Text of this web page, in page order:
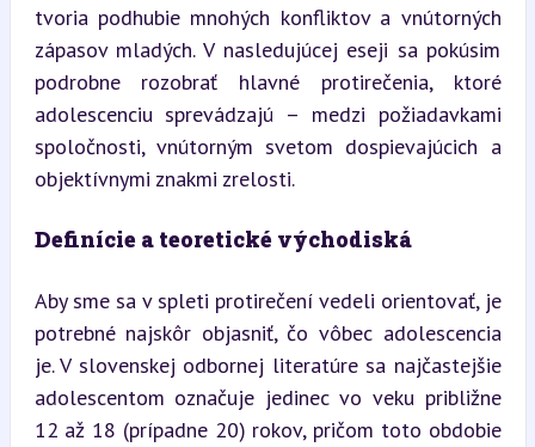
tvoria podhubie mnohých konfliktov a vnútorných
zápasov mladých. V nasledujúcej eseji sa pokúsim
podrobne rozobrať hlavné protirečenia, ktoré
adolescenciu sprevádzajú – medzi požiadavkami
spoločnosti, vnútorným svetom dospievajúcich a
objektívnymi znakmi zrelosti.
Definície a teoretické východiská
Aby sme sa v spleti protirečení vedeli orientovať, je
potrebné najskôr objasniť, čo vôbec adolescencia
je. V slovenskej odbornej literatúre sa najčastejšie
adolescentom označuje jedinec vo veku približne
12 až 18 (prípadne 20) rokov, pričom toto obdobie